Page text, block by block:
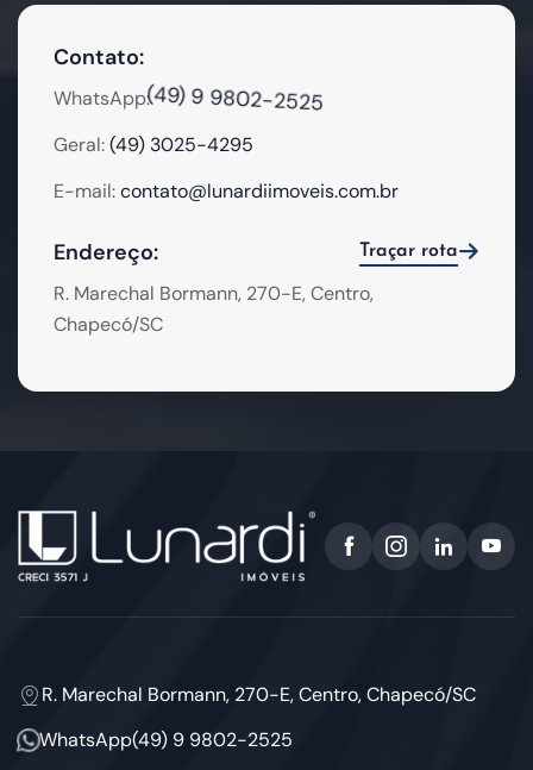
Contato:
WhatsApp:(49) 9 9802-2525
Geral:(49) 3025-4295
E-mail:contato@lunardiimoveis.com.br
Endereço: Traçar rota
R. Marechal Bormann, 270-E, Centro,
Chapecó/SC
R. Marechal Bormann, 270-E, Centro, Chapecó/SC
WhatsApp(49) 9 9802-2525